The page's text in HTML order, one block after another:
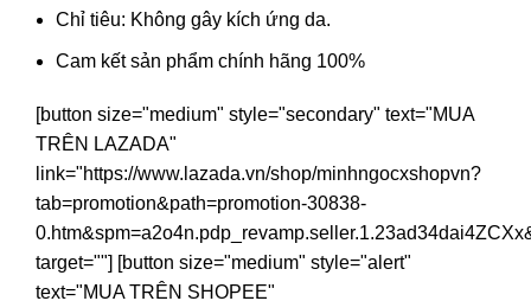
Chỉ tiêu: Không gây kích ứng da.
Cam kết sản phẩm chính hãng 100%
[button size="medium" style="secondary" text="MUA
TRÊN LAZADA"
link="https://www.lazada.vn/shop/minhngocxshopvn?
tab=promotion&path=promotion-30838-
target=""] [button size="medium" style="alert"
text="MUA TRÊN SHOPEE"